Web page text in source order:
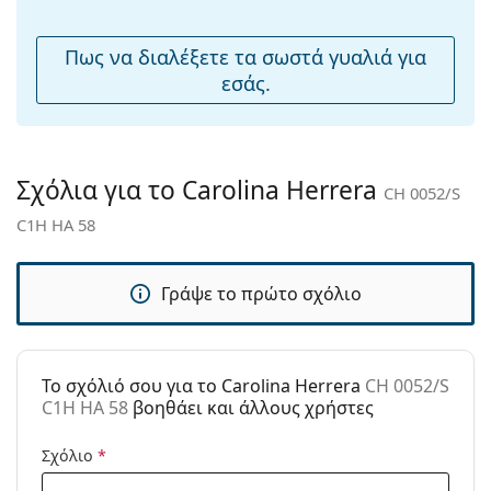
μαξιλάρια
μύτης:
άρθρωση:
Όχι
Παρέχονται με
θήκη:
Ναι
Πανί
καθαρισμού:
Ναι
Άλλα
Τύπος:
Γυναικεία
Κατηγορία:
Γυαλιά Ηλίου Επώνυμες Μάρκες
Χρήση:
Μόδα
Πως να διαλέξετε τα σωστά γυαλιά για
εσάς.
Σχόλια για το Carolina Herrera CH 0052/S
C1H HA 58
Γράψε το πρώτο σχόλιο
To σχόλιό σου για το Carolina Herrera CH 0052/S
C1H HA 58 βοηθάει και άλλους χρήστες
Σχόλιο *